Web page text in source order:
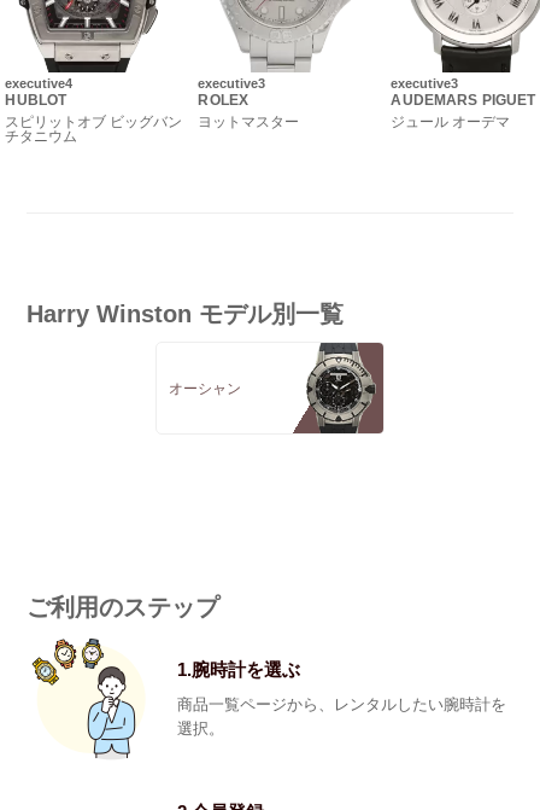
executive4
HUBLOT
スピリットオブ ビッグバン
チタニウム
executive3
ROLEX
ヨットマスター
executive3
AUDEMARS PIGUET
ジュール オーデマ
Harry Winston モデル別一覧
オーシャン
ご利用のステップ
1.腕時計を選ぶ
商品一覧ページから、レンタルしたい腕時計を
選択。